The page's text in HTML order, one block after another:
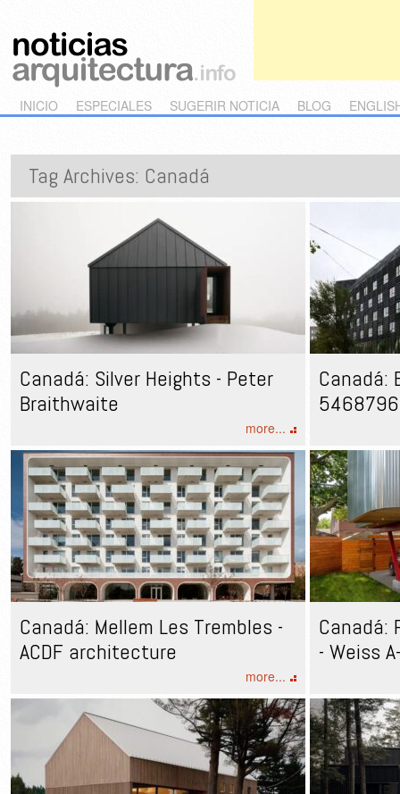
Main menu
Skip to primary content
Skip to secondary content
INICIO ESPECIALES SUGERIR NOTICIA BLOG
Tag Archives: Canadá
Canadá: Silver Heights - Peter
Braithwaite
more...
Canadá:
Canadá: Mellem Les Trembles -
ACDF architecture
more...
Canadá:
- Weiss